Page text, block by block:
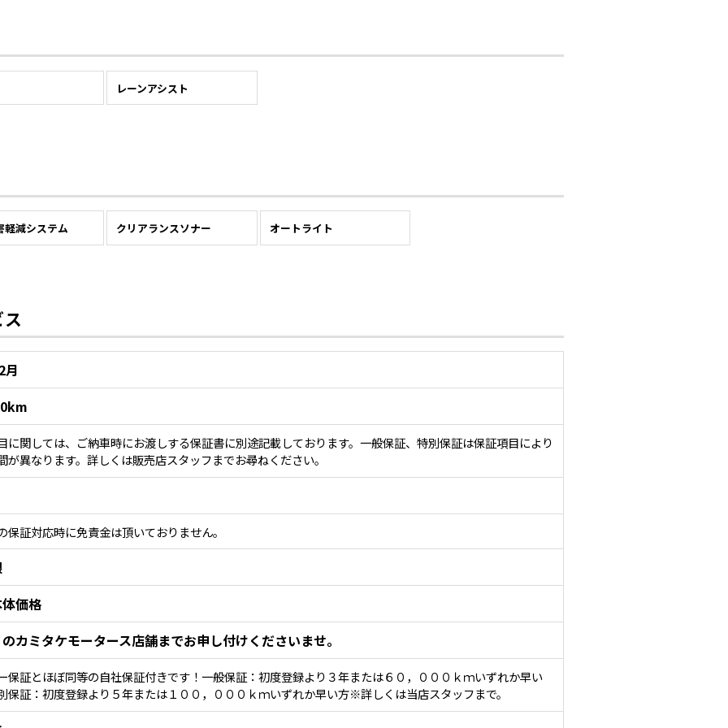
レーンアシスト
軽減システム クリアランスソナー オートライト
月
に関しては、ご納車時にお渡しする保証書に別途記載しております。一般保証、特別保証は保証項目により
が異なります。詳しくは販売店スタッフまでお尋ねください。
保証対応時に免責金は頂いておりません。
価格
カミタケモータース店舗までお申し付けくださいませ。
保証とほぼ同等の自社保証付きです！一般保証：初度登録より３年または６０，０００ｋｍいずれか早い
保証：初度登録より５年または１００，０００ｋｍいずれか早い方※詳しくは当店スタッフまで。